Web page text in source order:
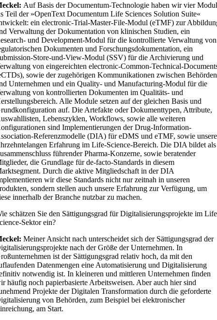
Auf Basis der Documentum-Technologie haben wir vier
Teil der »OpenText Documentum Life Sciences Solution Suite«
ein electronic-Trial-Master-File-Modul (eTMF) zur
Verwaltung der Dokumentation von klinischen Studien, ein
und Development-Modul für die kontrollierte Verwaltung von
Dokumenten und Forschungsdokumentation, ein
Store-und-View-Modul (SSV) für die Archivierung und
von eingereichten electronic-Common-Technical-
sowie der zugehörigen Kommunikationen zwischen Behörden
Unternehmen und ein Quality- und Manufacturing-Modul für die
von kontrollierten Dokumenten im Qualitäts- und
Alle Module setzen auf der gleichen Basis und
auf. Die Artefakte oder Dokumenttypen, Attribute,
Lebenszyklen, Workflows, sowie alle weiteren
sind Implementierungen der Drug-Information-
Referenzmodelle (DIA) für eDMS und eTMF, sowie
Erfahrung im Life-Science-Bereich. Die DIA bildet als
führender Pharma-Konzerne, sowie beratender
die Grundlage für de-facto-Standards in diesem
Durch die aktive Mitgliedschaft in der DIA
wir diese Standards nicht nur zeitnah in unseren
sondern stellen auch unsere Erfahrung zur Verfügung, um
innerhalb der Branche nutzbar zu machen.
schätzen Sie den Sättigungsgrad für Digitalisierungsprojekte im
Sektor ein?
Meiner Ansicht nach unterscheidet sich der Sättigungsgrad der
nach der Größe der Unternehmen. In
ist der Sättigungsgrad relativ hoch, da mit den
Datenmengen eine Automatisierung und Digitalisierung
notwendig ist. In kleineren und mittleren Unternehmen finden
häufig noch papierbasierte Arbeitsweisen. Aber auch hier sind
Projekte der Digitalen Transformation durch die geforderte
von Behörden, zum Beispiel bei elektronischer
am Start.